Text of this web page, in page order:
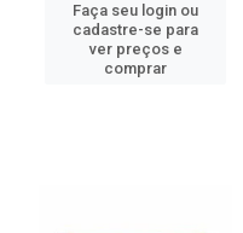
Faça seu login ou
cadastre-se para
ver preços e
comprar